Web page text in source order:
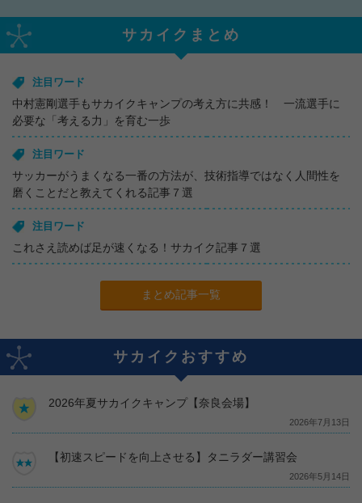
サカイクまとめ
注目ワード
中村憲剛選手もサカイクキャンプの考え方に共感！ 一流選手に
必要な「考える力」を育む一歩
注目ワード
サッカーがうまくなる一番の方法が、技術指導ではなく人間性を
磨くことだと教えてくれる記事７選
注目ワード
これさえ読めば足が速くなる！サカイク記事７選
まとめ記事一覧
サカイクおすすめ
2026年夏サカイクキャンプ【奈良会場】
2026年7月13日
【初速スピードを向上させる】タニラダー講習会
2026年5月14日